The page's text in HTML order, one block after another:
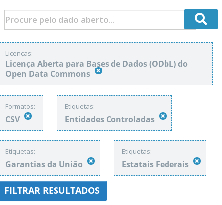
Licenças:
Licença Aberta para Bases de Dados (ODbL) do
Open Data Commons
Formatos:
CSV
Etiquetas:
Entidades Controladas
Etiquetas:
Garantias da União
Etiquetas:
Estatais Federais
FILTRAR RESULTADOS